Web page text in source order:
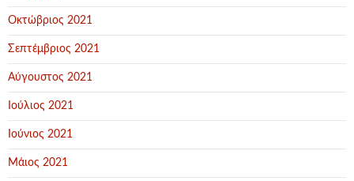
Οκτώβριος 2021
Σεπτέμβριος 2021
Αύγουστος 2021
Ιούλιος 2021
Ιούνιος 2021
Μάιος 2021